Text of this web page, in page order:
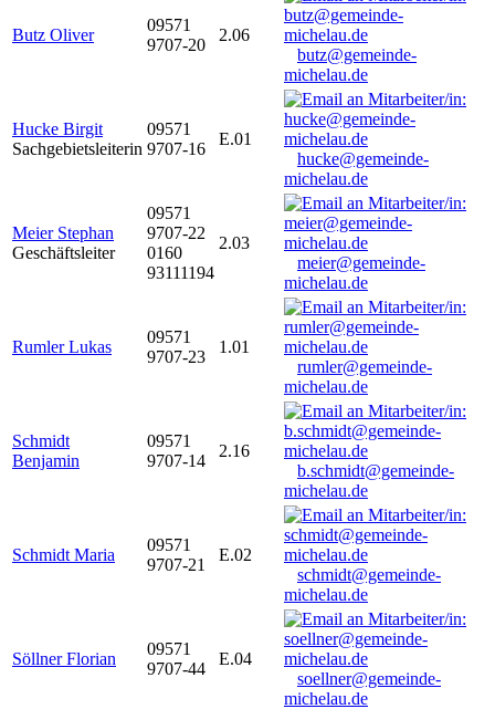
Butz Oliver
09571
9707-20
2.06
butz@gemeinde-
michelau.de
Hucke Birgit
Sachgebietsleiterin
09571
9707-16
E.01
hucke@gemeinde-
michelau.de
Meier Stephan
Geschäftsleiter
09571
9707-22
0160
93111194
2.03
meier@gemeinde-
michelau.de
Rumler Lukas
09571
9707-23
1.01
rumler@gemeinde-
michelau.de
Schmidt
Benjamin
09571
9707-14
2.16
b.schmidt@gemeinde-
michelau.de
Schmidt Maria
09571
9707-21
E.02
schmidt@gemeinde-
michelau.de
Söllner Florian
09571
9707-44
E.04
soellner@gemeinde-
michelau.de